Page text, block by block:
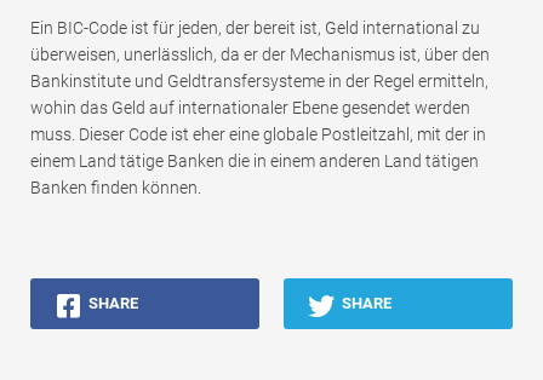
Ein BIC-Code ist für jeden, der bereit ist, Geld international zu
überweisen, unerlässlich, da er der Mechanismus ist, über den
Bankinstitute und Geldtransfersysteme in der Regel ermitteln,
wohin das Geld auf internationaler Ebene gesendet werden
muss. Dieser Code ist eher eine globale Postleitzahl, mit der in
einem Land tätige Banken die in einem anderen Land tätigen
Banken finden können.
SHARE SHARE